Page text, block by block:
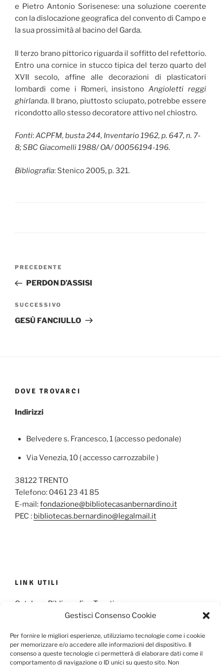
Gestisci Consenso Cookie
Per fornire le migliori esperienze, utilizziamo tecnologie come i cookie
per memorizzare e/o accedere alle informazioni del dispositivo. Il
consenso a queste tecnologie ci permetterà di elaborare dati come il
comportamento di navigazione o ID unici su questo sito. Non
e Pietro Antonio Sorisenese: una soluzione coerente
con la dislocazione geografica del convento di Campo e
la sua prossimità al bacino del Garda.
Il terzo brano pittorico riguarda il soffitto del refettorio.
Entro una cornice in stucco tipica del terzo quarto del
XVII secolo, affine alle decorazioni di plasticatori
lombardi come i Romeri, insistonoAngioletti reggi
ghirlanda. Il brano, piuttosto sciupato, potrebbe essere
ricondotto allo stesso decoratore attivo nel chiostro.
Fonti:ACPFM, busta 244, Inventario 1962, p. 647, n. 7-
8; SBC Giacomelli 1988/ OA/ 00056194-196.
Bibliografia: Stenico 2005, p. 321.
Navigazione
Articolo
precedente:
PRECEDENTE
PERDON D’ASSISI
Articolo
successivo
SUCCESSIVO
GESÙ FANCIULLO
DOVE TROVARCI
Indirizzi
Belvedere s. Francesco, 1 (accesso pedonale)
Via Venezia, 10 ( accesso carrozzabile )
38122 TRENTO
Telefono: 0461 23 41 85
E-mail:fondazione@bibliotecasanbernardino.it
PEC : bibliotecas.bernardino@legalmail.it
LINK UTILI
Catalogo Bibliografico Trentino